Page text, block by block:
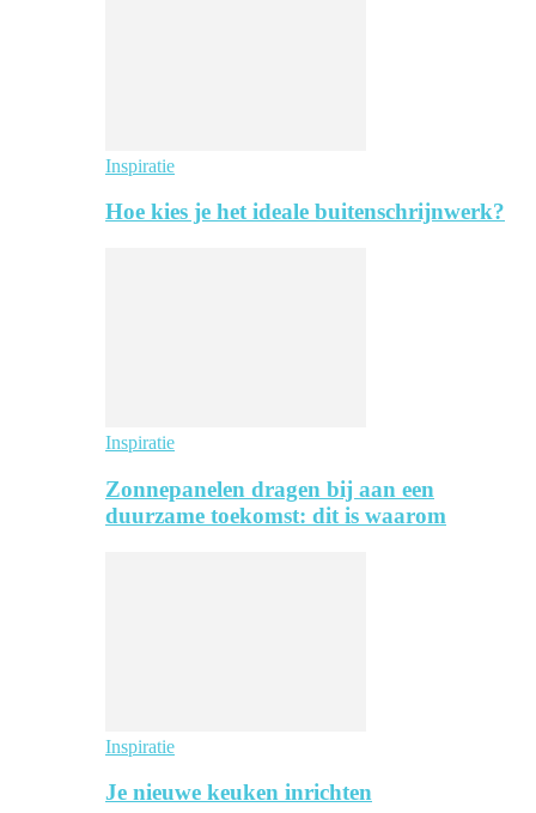
Inspiratie
Hoe kies je het ideale buitenschrijnwerk?
Inspiratie
Zonnepanelen dragen bij aan een
duurzame toekomst: dit is waarom
Inspiratie
Je nieuwe keuken inrichten